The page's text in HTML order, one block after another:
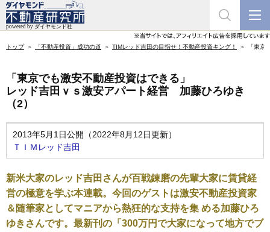
トップ 「不動産投資」成功の道 TIMレッド吉田の目指せ！不動産投資キング！ 「東
「東京でも激安不動産投資はできる」
レッド吉田ｖｓ激安アパート経営 加藤ひろゆき
（2）
2013年5月1日公開（2022年8月12日更新）
ＴＩＭレッド吉田
新米大家のレッド吉田さんが百戦錬磨の先輩大家に賃貸経
営の極意を学ぶ本連載。今回のゲストは激安不動産投資家
＆随筆家としてマニアから熱狂的な支持を集 める加藤ひろ
ゆきさんです。最新刊の「300万円で大家になって地方でブ